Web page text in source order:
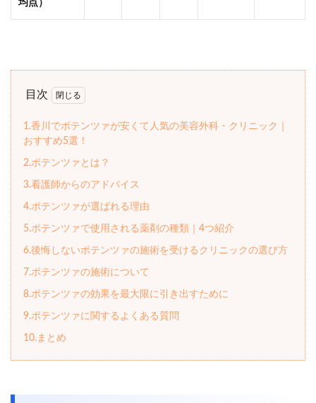
均点）
目次
1.香川でポテンツァが安くて人気の美容外科・クリニック｜
おすすめ5選！
2.ポテンツァとは？
3.看護師からのアドバイス
4.ポテンツァが選ばれる理由
5.ポテンツァで使用される薬剤の種類｜4つ紹介
6.後悔しないポテンツァの施術を受けるクリニックの選び方
7.ポテンツァの施術について
8.ポテンツァの効果を最大限に引き出すために
9.ポテンツァに関するよくある質問
10.まとめ